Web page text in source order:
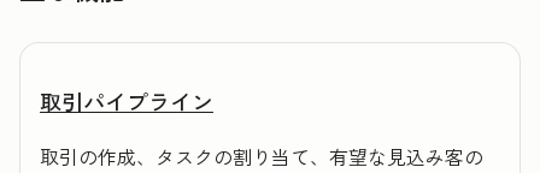
取引パイプライン
取引の作成、タスクの割り当て、有望な見込み客の